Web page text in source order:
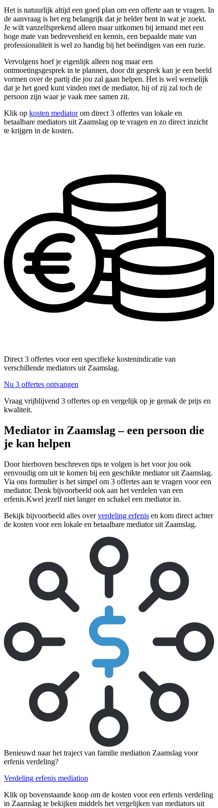
Het is natuurlijk altijd een goed plan om een offerte aan te vragen. In
de aanvraag is het erg belangrijk dat je helder bent in wat je zoekt.
Je wilt vanzelfsprekend alleen maar uitkomen bij iemand met een
hoge mate van bedrevenheid en kennis, een bepaalde mate van
professionaliteit is wel zo handig bij het beëindigen van een ruzie.
Vervolgens hoef je eigenlijk alleen nog maar een
ontmoetingsgesprek in te plannen, door dit gesprek kan je een beeld
vormen over de partij die jou zal gaan helpen. Het is wel wenselijk
dat je het goed kunt vinden met de mediator, hij of zij zal toch de
persoon zijn waar je vaak mee samen zit.
Klik op kosten mediatorom direct 3 offertes van lokale en
betaalbare mediators uit Zaamslag op te vragen en zo direct inzicht
te krijgen in de kosten.
Direct 3 offertes voor een specifieke kostenindicatie van
verschillende mediators uit Zaamslag.
Nu 3 offertes ontvangen
Vraag vrijblijvend 3 offertes op en vergelijk op je gemak de prijs en
kwaliteit.
Mediator in Zaamslag – een persoon die
je kan helpen
Door hierboven beschreven tips te volgen is het voor jou ook
eenvoudig om uit te komen bij een geschikte mediator uit Zaamslag.
Via ons formulier is het simpel om 3 offertes aan te vragen voor een
mediator. Denk bijvoorbeeld ook aan het verdelen van een
erfenis.Kwel jezelf niet langer en schakel een mediator in.
Bekijk bijvoorbeeld alles oververdeling erfenis en kom direct achter
de kosten voor een lokale en betaalbare mediator uit Zaamslag.
Benieuwd naar het traject van familie mediation Zaamslag voor
erfenis verdeling?
Verdeling erfenis mediation
Klik op bovenstaande knop om de kosten voor een erfenis verdeling
in Zaamslag te bekijken middels het vergelijken van mediators uit